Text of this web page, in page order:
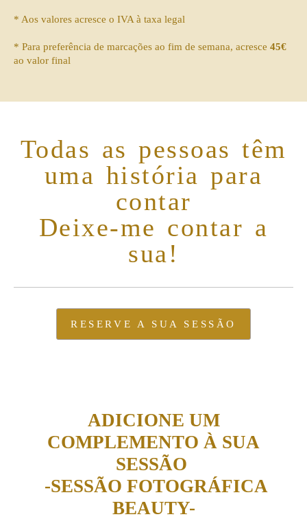
* Aos valores acresce o IVA à taxa legal
* Para preferência de marcações ao fim de semana, acresce 45€
ao valor final
Todas as pessoas têm
uma história para
contar
Deixe-me contar a
sua!
RESERVE A SUA SESSÃO
ADICIONE UM
COMPLEMENTO À SUA
SESSÃO
-SESSÃO FOTOGRÁFICA
BEAUTY-